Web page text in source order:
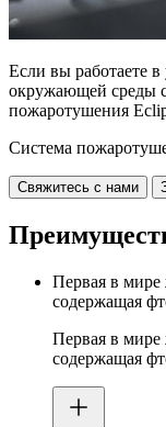
Если вы работаете в
окружающей среды
пожаротушения
Система
Свяжитесь с нами
Первая в мире
содержащая
Первая в мире
содержащая